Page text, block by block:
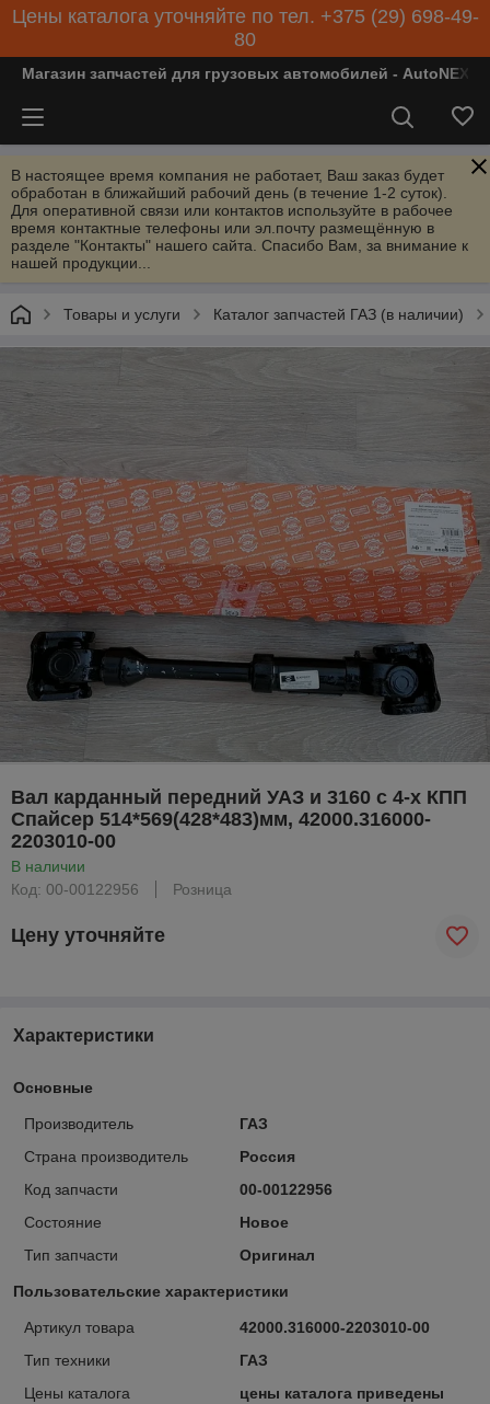
Цены каталога уточняйте по тел. +375 (29) 698-49-
80
Магазин запчастей для грузовых автомобилей - AutoNEXT
В настоящее время компания не работает, Ваш заказ будет
обработан в ближайший рабочий день (в течение 1-2 суток).
Для оперативной связи или контактов используйте в рабочее
время контактные телефоны или эл.почту размещённую в
разделе "Контакты" нашего сайта. Спасибо Вам, за внимание к
нашей продукции...
Товары и услуги Каталог запчастей ГАЗ (в наличии)
Вал карданный передний УАЗ и 3160 с 4-х КПП
Спайсер 514*569(428*483)мм, 42000.316000-
2203010-00
В наличии
Код: 00-00122956
Розница
Цену уточняйте
Характеристики
Основные
Производитель
ГАЗ
Страна производитель
Россия
Код запчасти
00-00122956
Состояние
Новое
Тип запчасти
Оригинал
Пользовательские характеристики
Артикул товара
42000.316000-2203010-00
Тип техники
ГАЗ
Цены каталога
цены каталога приведены